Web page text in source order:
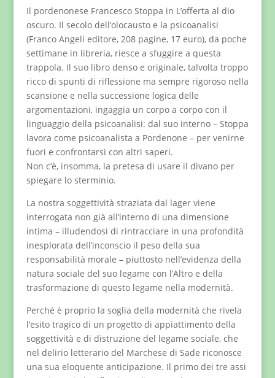
Il pordenonese Francesco Stoppa in L’offerta al dio
oscuro. Il secolo dell’olocausto e la psicoanalisi
(Franco Angeli editore, 208 pagine, 17 euro), da poche
settimane in libreria, riesce a sfuggire a questa
trappola. Il suo libro denso e originale, talvolta troppo
ricco di spunti di riflessione ma sempre rigoroso nella
scansione e nella successione logica delle
argomentazioni, ingaggia un corpo a corpo con il
linguaggio della psicoanalisi: dal suo interno – Stoppa
lavora come psicoanalista a Pordenone – per venirne
fuori e confrontarsi con altri saperi.
Non c’è, insomma, la pretesa di usare il divano per
spiegare lo sterminio.
La nostra soggettività straziata dal lager viene
interrogata non già all’interno di una dimensione
intima – illudendosi di rintracciare in una profondità
inesplorata dell’inconscio il peso della sua
responsabilità morale – piuttosto nell’evidenza della
natura sociale del suo legame con l’Altro e della
trasformazione di questo legame nella modernità.
Perché è proprio la soglia della modernità che rivela
l’esito tragico di un progetto di appiattimento della
soggettività e di distruzione del legame sociale, che
nel delirio letterario del Marchese di Sade riconosce
una sua eloquente anticipazione. Il primo dei tre assi